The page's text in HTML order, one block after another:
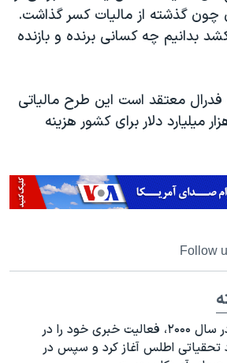
چون گذشته از مالیات کسر گذاشت.
چه کسانی برنده و بازنده
معتقد است این طرح مالیاتی
نهایت بیش از ۲ هزار میلیارد دلار برای کشور هزینه
Follow
شهلا آراسته در سال ۲۰۰۰، فعالیت خبری خود را در
تحقیاتی اطلس آغاز کرد و سپس در